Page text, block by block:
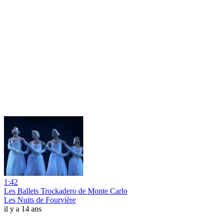
1:42
Les Ballets Trockadero de Monte Carlo
Les Nuits de Fourvière
il y a 14 ans